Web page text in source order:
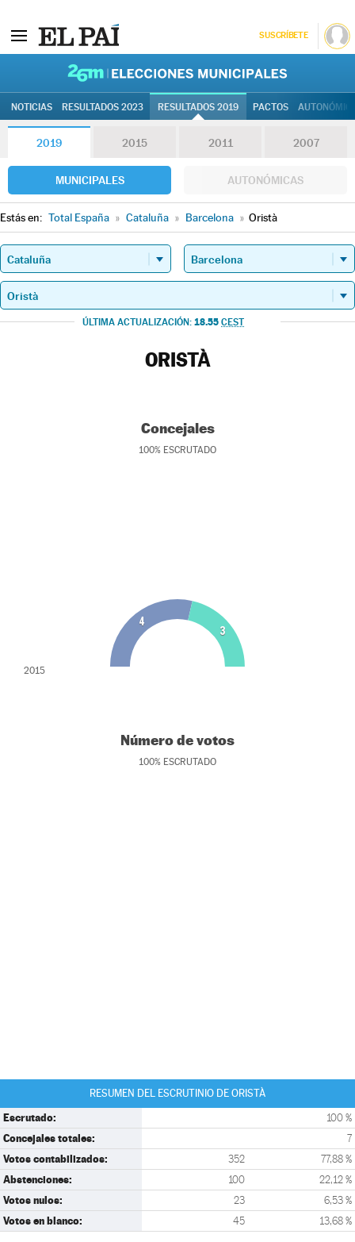
SUSCRÍBETE
NOTICIAS RESULTADOS 2023 RESULTADOS 2019 PACTOS
2019 2015 2011 2007
MUNICIPALES AUTONÓMICAS
Estás en: Total España » Cataluña » Barcelona » Oristà
ÚLTIMA ACTUALIZACIÓN: 18.55 CEST
ORISTÀ
Concejales
100% ESCRUTADO
4
3
2015
Número de votos
100% ESCRUTADO
RESUMEN DEL ESCRUTINIO DE ORISTÀ
Escrutado: 100 %
Concejales totales: 7
Votos contabilizados: 352 77,88 %
Abstenciones: 100 22,12 %
Votos nulos: 23 6,53 %
Votos en blanco: 45 13,68 %